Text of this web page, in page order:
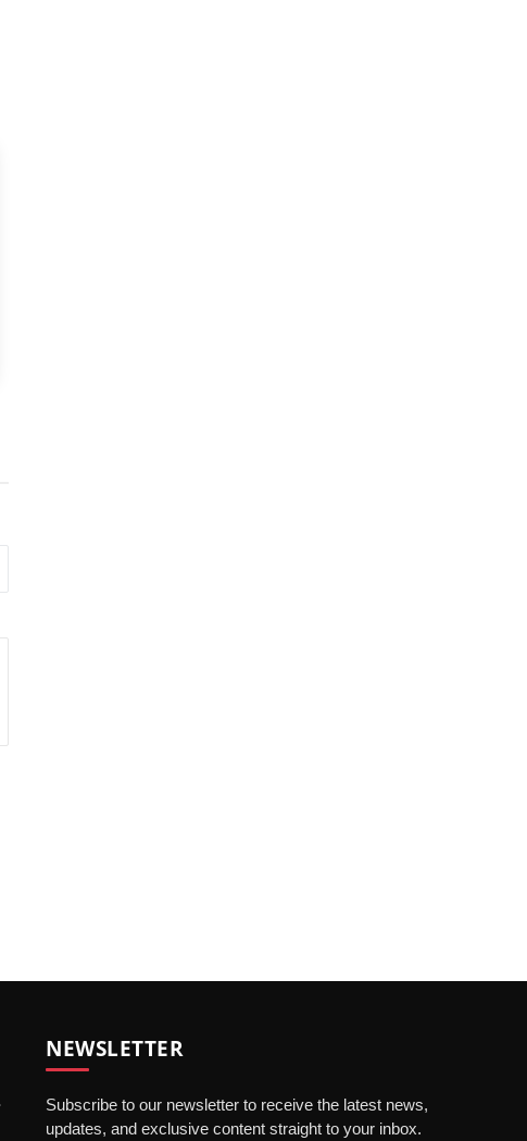
NEWSLETTER
Subscribe to our newsletter to receive the latest news,
updates, and exclusive content straight to your inbox.